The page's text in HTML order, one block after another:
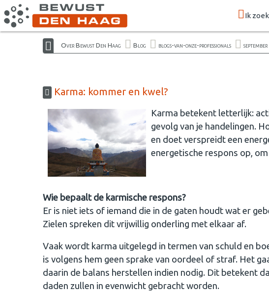
Ik
Over Bewust Den Haag Blog blogs-van-onze-professionals
Karma: kommer en kwel?
Karma betekent letterlijk:
gevolg van je handelingen.
en doet verspreidt een
energetische respons op,
Wie bepaalt de karmische respons?
Er is niet iets of iemand die in de gaten houdt wat er
Zielen spreken dit vrijwillig onderling met elkaar af.
Vaak wordt karma uitgelegd in termen van schuld en
is volgens hem geen sprake van oordeel of straf. Het
daarin de balans herstellen indien nodig. Dit betekent
daden zullen in evenwicht gebracht worden.